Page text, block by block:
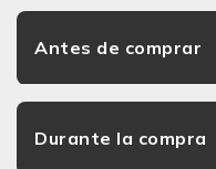
Antes de comprar
Durante la compra